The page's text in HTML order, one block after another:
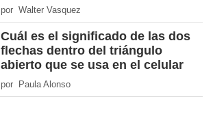
por Walter Vasquez
Cuál es el significado de las dos
flechas dentro del triángulo
abierto que se usa en el celular
por Paula Alonso